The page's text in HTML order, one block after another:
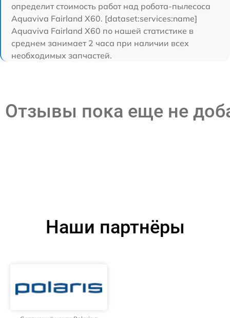
определит стоимость работ над робота-пылесоса
Aquaviva Fairland X60. [dataset:services:name]
Aquaviva Fairland X60 по нашей статистике в
среднем занимает 2 часа при наличии всех
необходимых запчастей.
Отзывы пока еще не
Наши партнёры